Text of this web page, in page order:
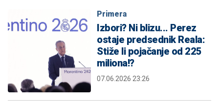
Primera
Izbori? Ni blizu... Perez
ostaje predsednik Reala:
Stiže li pojačanje od 225
miliona!?
07.06.2026 23:26